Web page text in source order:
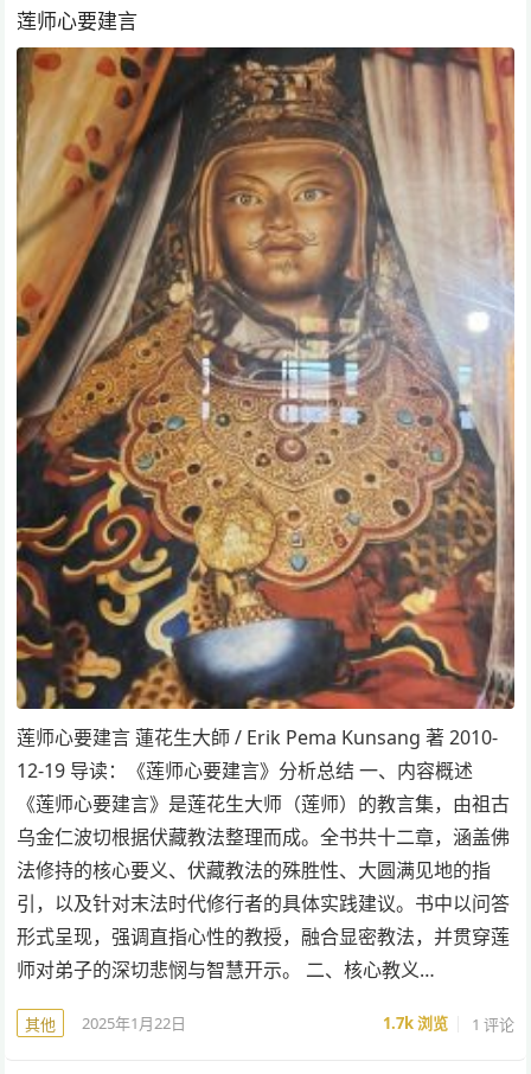
莲师心要建言
莲师心要建言 蓮花生大師 / Erik Pema Kunsang 著 2010-
12-19 导读：《莲师心要建言》分析总结 一、内容概述
《莲师心要建言》是莲花生大师（莲师）的教言集，由祖古
乌金仁波切根据伏藏教法整理而成。全书共十二章，涵盖佛
法修持的核心要义、伏藏教法的殊胜性、大圆满见地的指
引，以及针对末法时代修行者的具体实践建议。书中以问答
形式呈现，强调直指心性的教授，融合显密教法，并贯穿莲
师对弟子的深切悲悯与智慧开示。 二、核心教义…
其他 2025年1月22日 1.7k浏览 1 评论